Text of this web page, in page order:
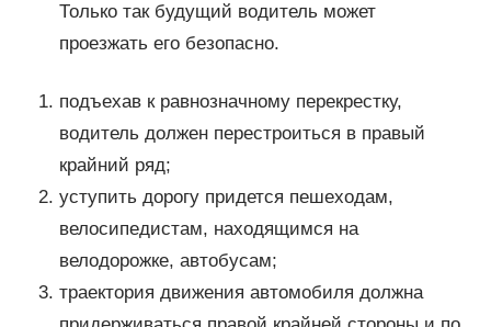
Только так будущий водитель может
проезжать его безопасно.
подъехав к равнозначному перекрестку,
водитель должен перестроиться в правый
крайний ряд;
уступить дорогу придется пешеходам,
велосипедистам, находящимся на
велодорожке, автобусам;
траектория движения автомобиля должна